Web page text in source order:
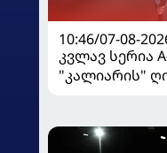
10:46/07-08-
კვლავ სერია
"კალიარის"